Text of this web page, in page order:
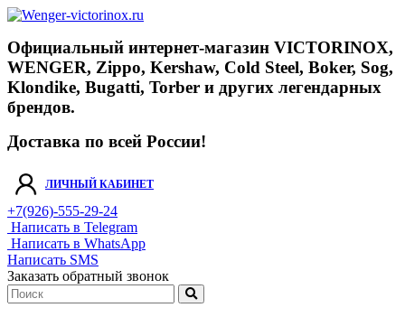
Официальный интернет-магазин VICTORINOX,
WENGER, Zippo, Kershaw, Cold Steel, Boker, Sog,
Klondike, Bugatti, Torber и других легендарных
брендов.
Доставка по всей России!
ЛИЧНЫЙ КАБИНЕТ
+7(926)-555-29-24
Написать в Telegram
Написать в WhatsApp
Написать SMS
Заказать обратный звонок